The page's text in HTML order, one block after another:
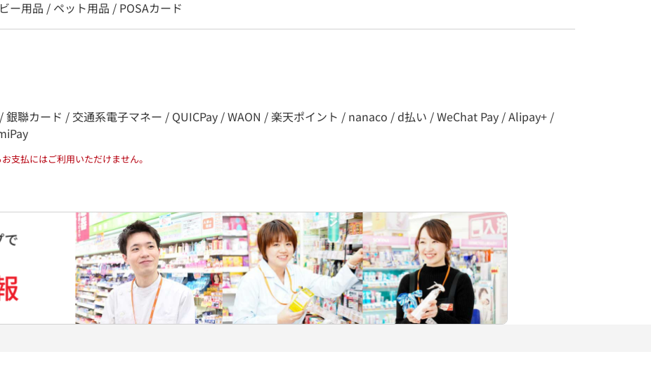
ー用品 / ペット用品 / POSAカード
銀聯カード / 交通系電子マネー / QUICPay / WAON / 楽天ポイント / nanaco / d払い / WeChat Pay / Alipay+ /
支払にはご利用いただけません。